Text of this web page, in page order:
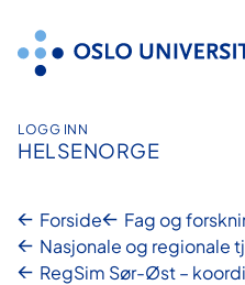
innhold
LOGG INN
HELSENORGE
Forside
Fag og
Nasjonale og regionale
RegSim Sør-Øst –